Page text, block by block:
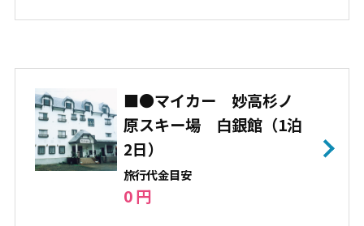
■●マイカー 妙高杉ノ
原スキー場 白銀館（1泊
2日）
旅⾏代⾦⽬安
0 円